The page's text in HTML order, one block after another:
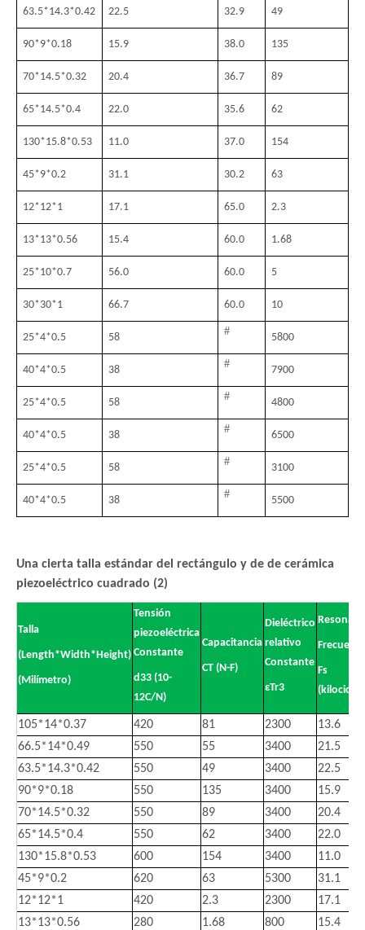
63.5*14.3*0.42 22.5 32.9 49
90*9*0.18 15.9 38.0 135
70*14.5*0.32 20.4 36.7 89
65*14.5*0.4 22.0 35.6 62
130*15.8*0.53 11.0 37.0 154
45*9*0.2 31.1 30.2 63
12*12*1 17.1 65.0 2.3
13*13*0.56 15.4 60.0 1.68
25*10*0.7 56.0 60.0 5
30*30*1 66.7 60.0 10
25*4*0.5 58
#
5800
40*4*0.5 38
#
7900
25*4*0.5 58
#
4800
40*4*0.5 38
#
6500
25*4*0.5 58
#
3100
40*4*0.5 38
#
5500
Una cierta talla estándar del rectángulo y de de cerámica
piezoeléctrico cuadrado (2)
Talla
(Length*Width*Height)
(Milímetro)
Tensión
piezoeléctrica
Constante
d33 (10-
12C/N)
Capacitancia
CT (N-F)
Dieléctrico
relativo
Constante
εTr3
Fs
(kilociclo)
105*14*0.37 420 81 2300
13.6
66.5*14*0.49
550 55 3400
21.5
63.5*14.3*0.42
550 49 3400
22.5
90*9*0.18
550 135 3400
15.9
70*14.5*0.32
550 89 3400
20.4
65*14.5*0.4
550 62 3400
22.0
130*15.8*0.53
600 154 3400
11.0
45*9*0.2
620 63 5300
31.1
12*12*1
420 2.3 2300
17.1
13*13*0.56
280 1.68 800
15.4